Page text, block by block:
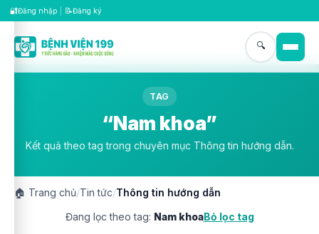
🔐Đăng nhập 📝Đăng ký
🔍
TAG
“Nam khoa”
Kết quả theo tag trong chuyên mục Thông tin hướng dẫn.
🏠 Trang chủ/Tin tức/Thông tin hướng dẫn
Đang lọc theo tag: Nam khoaBỏ lọc tag